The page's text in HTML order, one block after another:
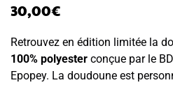
30,00€
Retrouvez en édition limitée la
100% polyester conçue par le
Epopey. La doudoune est